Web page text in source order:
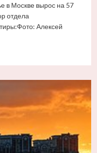
в Москве вырос на 57
отдела
Алексей